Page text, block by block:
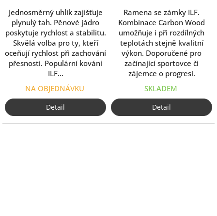
Jednosměrný uhlík zajišťuje
plynulý tah. Pěnové jádro
poskytuje rychlost a stabilitu.
Skvělá volba pro ty, kteří
oceňují rychlost při zachování
přesnosti. Populární kování
ILF...
NA OBJEDNÁVKU
Detail
Ramena se zámky ILF.
Kombinace Carbon Wood
umožňuje i při rozdílných
teplotách stejně kvalitní
výkon. Doporučené pro
začínající sportovce či
zájemce o progresi.
SKLADEM
Detail